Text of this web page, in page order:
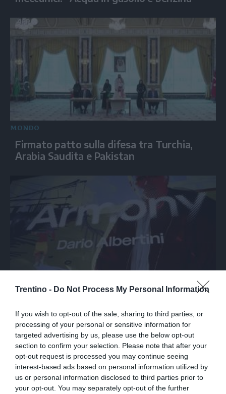
Trentino - Do Not Process My Personal Information
If you wish to opt-out of the sale, sharing to third parties, or
processing of your personal or sensitive information for
targeted advertising by us, please use the below opt-out
section to confirm your selection. Please note that after your
opt-out request is processed you may continue seeing
interest-based ads based on personal information utilized by
us or personal information disclosed to third parties prior to
your opt-out. You may separately opt-out of the further
MONDO
Firmato patto sulla difesa tra Turchia,
Arabia Saudita e Pakistan
SPETTACOLO
presenta la sua famiglia diversa ma felice